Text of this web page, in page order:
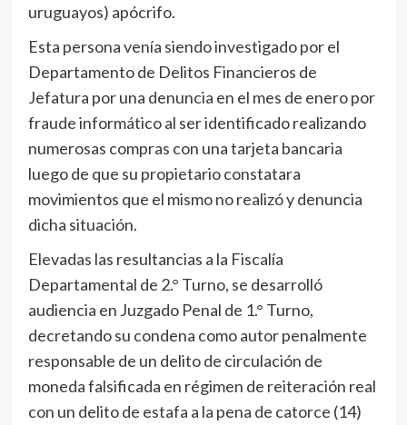
uruguayos) apócrifo.
Esta persona venía siendo investigado por el
Departamento de Delitos Financieros de
Jefatura por una denuncia en el mes de enero por
fraude informático al ser identificado realizando
numerosas compras con una tarjeta bancaria
luego de que su propietario constatara
movimientos que el mismo no realizó y denuncia
dicha situación.
Elevadas las resultancias a la Fiscalía
Departamental de 2.° Turno, se desarrolló
audiencia en Juzgado Penal de 1.° Turno,
decretando su condena como autor penalmente
responsable de un delito de circulación de
moneda falsificada en régimen de reiteración real
con un delito de estafa a la pena de catorce (14)